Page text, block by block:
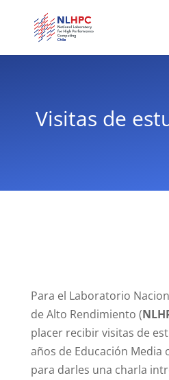
Visitas de
Para el Laboratorio
de Alto Rendimiento (
placer recibir visitas de
años de Educación Media
para darles una charla